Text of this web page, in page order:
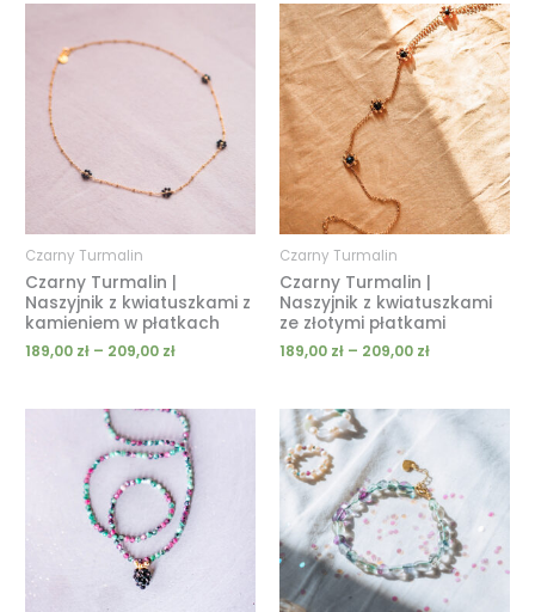
Czarny Turmalin
Czarny Turmalin |
Naszyjnik z kwiatuszkami z
kamieniem w płatkach
189,00 zł – 209,00 zł
od
189,00 zł
209,00 zł
Czarny Turmalin
Czarny Turmalin |
Naszyjnik z kwiatuszkami
ze złotymi płatkami
189,00 zł – 209,00 zł
Zakres
cen:
od
189,00 zł
do
209,00 zł
Zakres
cen:
od
189,00 zł
do
239,00 zł